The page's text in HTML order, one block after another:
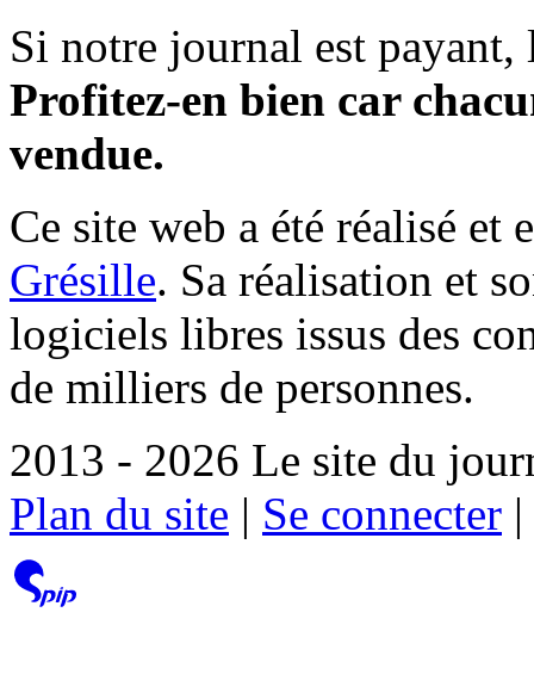
Si notre journal est payant,
Profitez-en bien car
vendue.
Ce site web a été réalisé et
Grésille. Sa réalisation et
logiciels libres issus des
de milliers de personnes.
2013 - 2026 Le site du
Plan du site | Se connecter |